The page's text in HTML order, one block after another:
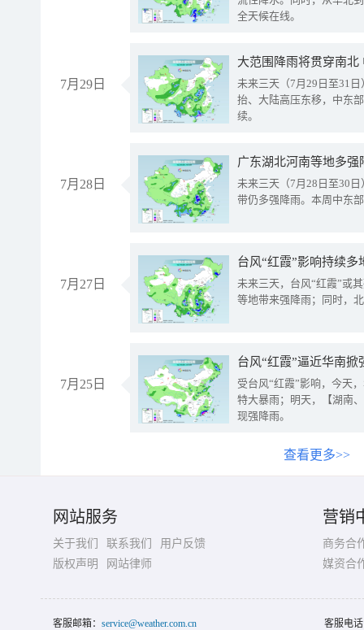
全天候在线。
7月29日
大范围降雨将贯穿南
未来三天（7月29日至31
抬、大陆高压东移，中东
续。
7月28日
广东湖北河南等地多
未来三天（7月28日至30
带仍多强降雨。本周中东
7月27日
台风“红霞”影响持续
未来三天，台风“红霞”或
等地带来强降雨；同时，
7月25日
台风“红霞”逼近华南
受台风“红霞”影响，今天
特大暴雨；明天，【湖南
现强降雨。
查看更多>>
网站服务
关于我们 联系我们
用户反馈
版权声明
网站律师
营销
商务合
媒资合
客服邮箱： service@weather.com.cn 客服电